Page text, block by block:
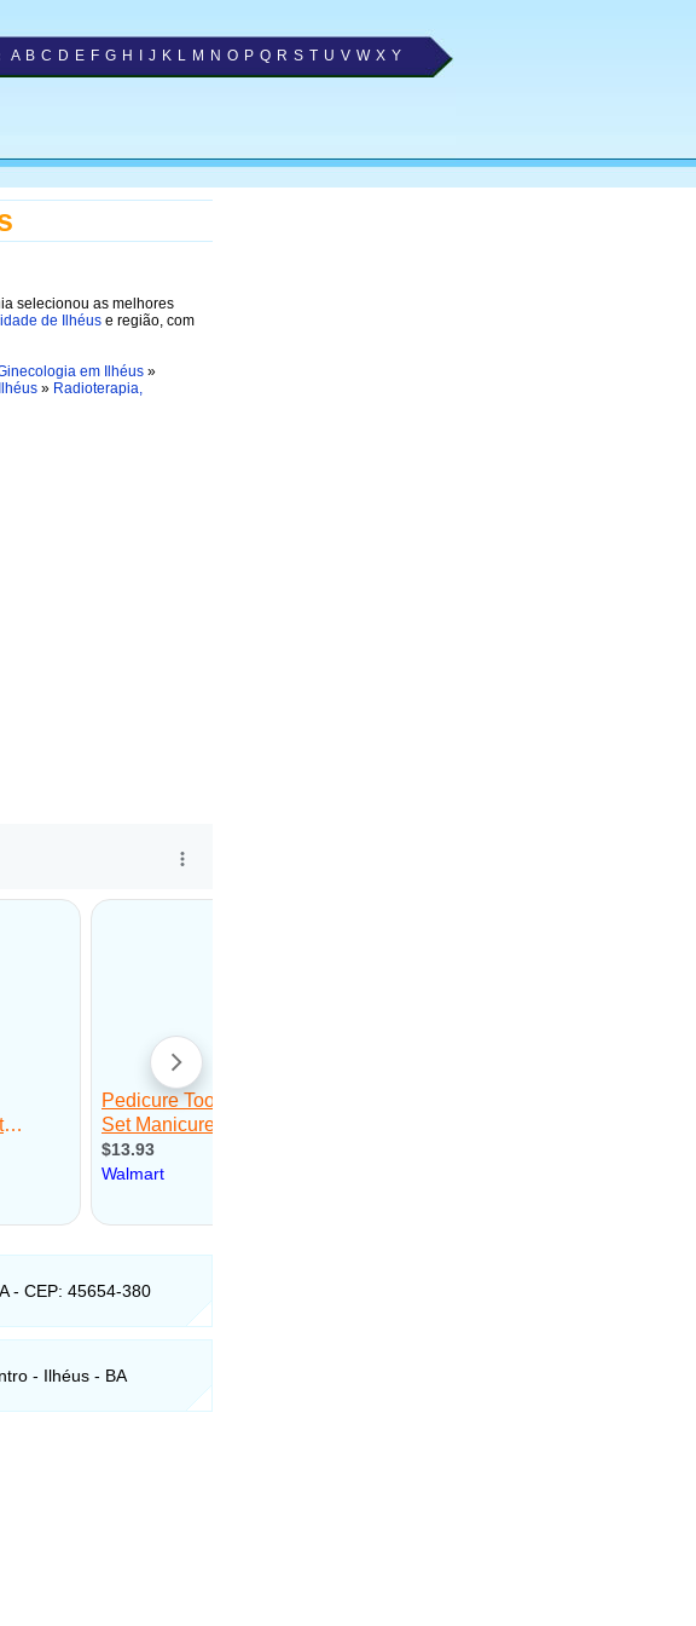
A B C D E F G H J K L M N O P Q R S T U V W X Y
selecionou as melhores
de Ilhéus e região, com
em Ilhéus »
» Radioterapia,
- CEP: 45654-380
- Ilhéus - BA